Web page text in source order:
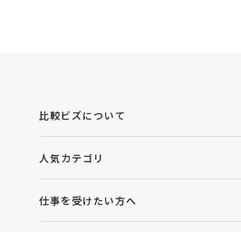
比較ビズについて
人気カテゴリ
仕事を受けたい方へ